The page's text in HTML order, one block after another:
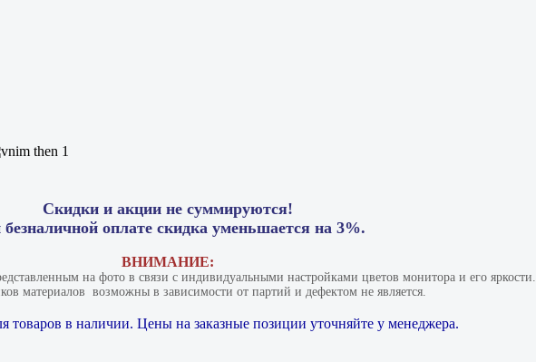
Скидки и акции не суммируются!
оплате скидка уменьшается на 3%.
ВНИМАНИЕ:
на фото в связи с индивидуальными настройками цветов монитора и его яркости.
материалов​ ​ возможны в зависимости от партий и дефектом не является.
товаров в наличии. Цены на заказные позиции уточняйте у менеджера.